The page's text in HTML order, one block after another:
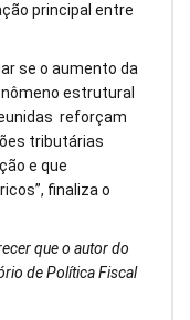
principal entre
se o aumento da
estrutural
reforçam
tributárias
e que
finaliza o
que o autor do
de Política Fiscal